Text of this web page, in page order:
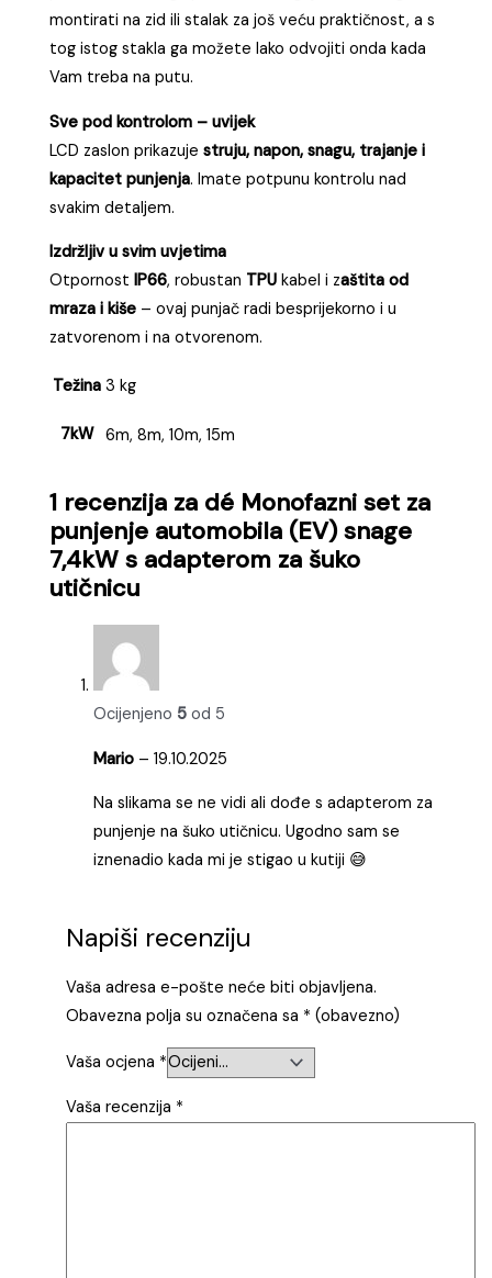
montirati na zid ili stalak za još veću praktičnost, a s
tog istog stakla ga možete lako odvojiti onda kada
Vam treba na putu.
Sve pod kontrolom – uvijek
LCD zaslon prikazujestruju, napon, snagu, trajanje i
kapacitet punjenja. Imate potpunu kontrolu nad
svakim detaljem.
Izdržljiv u svim uvjetima
OtpornostIP66, robustan TPU kabel i zaštita od
mraza i kiše – ovaj punjač radi besprijekorno i u
zatvorenom i na otvorenom.
Težina 3 kg
7kW 6m, 8m, 10m, 15m
1 recenzija za dé Monofazni set za
punjenje automobila (EV) snage
7,4kW s adapterom za šuko
utičnicu
Ocijenjeno 5 od 5
Mario – 19.10.2025
Na slikama se ne vidi ali dođe s adapterom za
punjenje na šuko utičnicu. Ugodno sam se
iznenadio kada mi je stigao u kutiji 😅
Napiši recenziju
Vaša adresa e-pošte neće biti objavljena.
Obavezna polja su označena sa * (obavezno)
Vaša ocjena *
Vaša recenzija *